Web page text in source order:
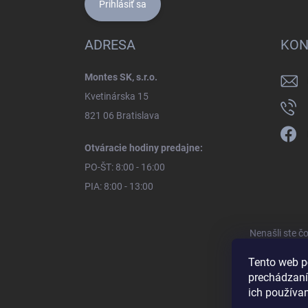
Tento web
ich
Prihlásiť sa
ADRESA
Montes SK, s.r.o.
Kvetinárska 15
821 06 Bratislava
Otváracie hodiny predajne:
PO-ŠT: 8:00 - 16:00
PIA: 8:00 - 13:00
Nenašli ste